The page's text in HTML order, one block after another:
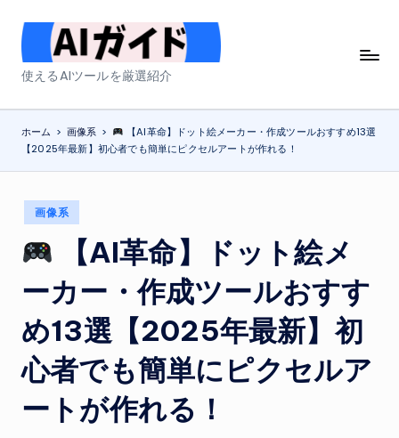
Skip
content
A
ガ
イ
使えるAIツールを厳選紹介
ホーム > 画像系 >
【AI革命】ドット絵メーカー・作成ツールおすすめ13選
【2025年最新】初心者でも簡単にピクセルアートが作れる！
Posted
in
画像系
【AI革命】ドット絵メ
ーカー・作成ツールおすす
め13選【2025年最新】初
心者でも簡単にピクセルア
ートが作れる！